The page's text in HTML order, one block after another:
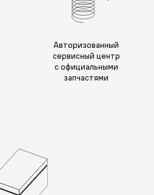
Авторизованный
сервисный центр
с официальными
запчастями